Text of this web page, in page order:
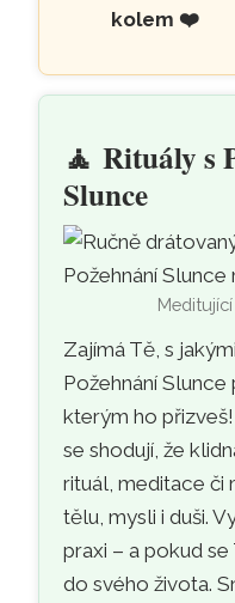
kolem ❤️
🧘Rituály s
Slunce
Zajímá Tě, s
Požehnání
kterým ho
se shodují, že
rituál, meditace či
tělu, mysli i duši.
praxi – a pokud
do svého života.